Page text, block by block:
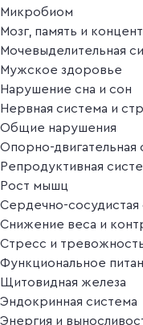
Микробиом
Мозг, память и
Мочевыделительная
Мужское здоровье
Нарушение сна и сон
Нервная система и
Общие нарушения
Опорно-двигательная
Репродуктивная
Рост мышц
Сердечно-сосудистая
Снижение веса и
Стресс и
Функциональное
Щитовидная железа
Эндокринная система
Энергия и